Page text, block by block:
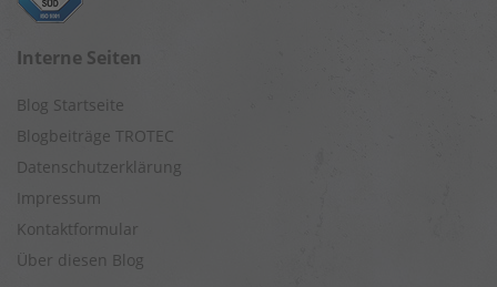
Interne Seiten
Blog Startseite
Blogbeiträge TROTEC
Datenschutzerklärung
Impressum
Kontaktformular
Über diesen Blog